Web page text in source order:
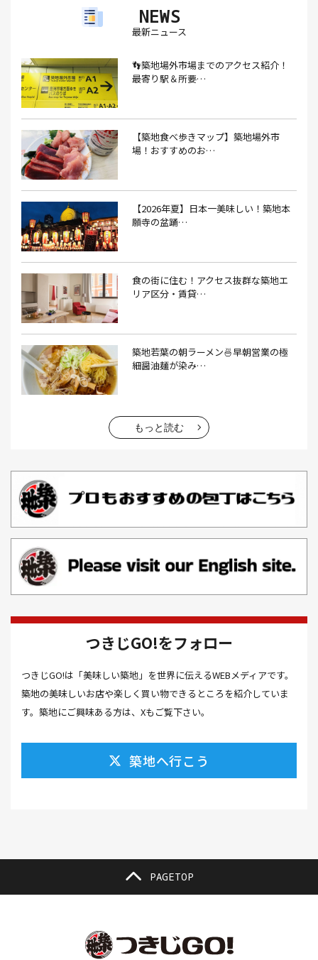
アイスクリーム(1） アイスクリーム店(1）
アジフライ(1） アド街(3）
あなごめし(1） アパート探し(1） アルバイト(1）
アンテナショップ(1）
いくら(1） イタリアン(6） イタリアンバル(1）
イタリアンレストラン(1） イタリアン料理(4）
イチゴジャム(1） イベント(9）
イベント2026(1） いわし(1） ウェットティッシュ(1）
うなぎ(10） うなぎ屋(2）
うな重(2） うに(4） エコバッグ(1）
エコバッグ おしゃれ(1） エコバッグ 折りたたみ(1）
エビフライ(3） おかゆ(1）
おでん(4） おにぎり(4）
お刺身(1） お参り(1） お困りごと解決(1）
お土産(14） お土産屋(1）
お寿司(2） お弁当(9）
お正月料理(20）
お汁粉 レシピ(1）
お肉(2） お花見(2） お茶(1） お雑煮(1）
お風呂(1） お餅(1） お魚捌き教室(1） かき氷(3）
カシューナッツ(2） カツオ 食べ方(1）
カツオのたたき(1） カツカレー(2） カニ(7）
カフェラテ(1） かまぼこ(1）
カラスミ(1） カルパッチョ(1） カレー(5）
ギフト(6） キムチ レシピ(1）
グルメ(11）
ケーキ(3） ケーキ屋(1） コーヒー(7）
ごま豆腐(1） コミュニティ(1）
NEWS
最新ニュース
👣築地場外市場までのアクセス紹介！
最寄り駅＆所要…
【築地食べ歩きマップ】築地場外市
場！おすすめのお…
【2026年夏】日本一美味しい！築地本
願寺の盆踊…
食の街に住む！アクセス抜群な築地エ
リア区分・賃貸…
築地若葉の朝ラーメン🍜早朝営業の極
細醤油麺が染み…
もっと読む
つきじGO!をフォロー
つきじGO!は「美味しい築地」を世界に伝えるWEBメディアです。
築地の美味しいお店や楽しく買い物できるところを紹介していま
す。築地にご興味ある方は、Xもご覧下さい。
築地へ行こう
PAGETOP